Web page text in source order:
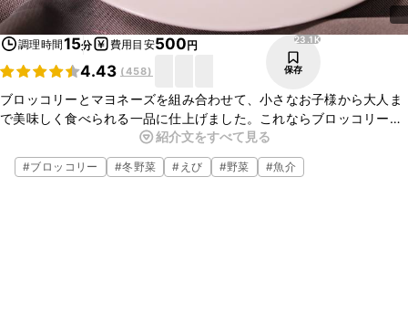
調理時間15分 費用目安500円
4.43 (458)
23.1K
保存
ブロッコリーとマヨネーズを組み合わせて、小さなお子様から大人ま
で美味しく食べられる一品に仕上げました。これならブロッコリーが
苦手なお子さんでも美味しく食べていただけること間違いなしです！
味もしっかりしているので、ごはんのおかずにもぴったりですよ。
紹介文をすべて見る
#ブロッコリー #冬野菜 # えび #野菜 #魚介